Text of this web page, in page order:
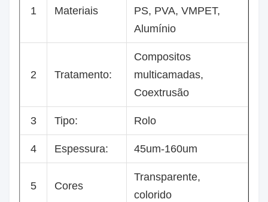
1 Materiais
PS, PVA, VMPET,
Alumínio
2 Tratamento:
Compositos
multicamadas,
Coextrusão
3 Tipo: Rolo
4 Espessura: 45um-160um
5 Cores
Transparente,
colorido